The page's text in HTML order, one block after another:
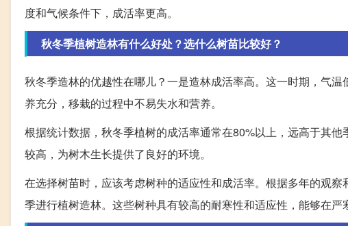
度和气候条件下，成活率更高。
秋冬季植树造林有什么好处？选什么树苗比较好？
秋冬季造林的优越性在哪儿？一是造林成活率高。这一时期，气
养充分，移栽的过程中不易失水和营养。
根据统计数据，秋冬季植树的成活率通常在80%以上，远高于其
较高，为树木生长提供了良好的环境。
在选择树苗时，应该考虑树种的适应性和成活率。根据多年的观
季进行植树造林。这些树种具有较高的耐寒性和适应性，能够在严